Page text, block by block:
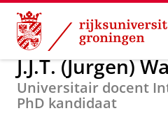
Skip
Content
Skip
Navigation
Over ons J.J.T.
J.J.T. (Jurgen)
Universitair docent
PhD kandidaat